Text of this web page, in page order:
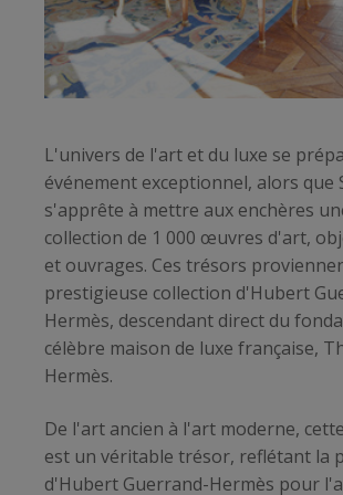
L'univers de l'art et du luxe se
événement exceptionnel, alors que
s'apprête à mettre aux enchères
collection de 1 000 œuvres d'art,
et ouvrages. Ces trésors
prestigieuse collection d'Hubert
Hermès, descendant direct du
célèbre maison de luxe française,
Hermès.
De l'art ancien à l'art moderne,
est un véritable trésor, reflétant la
d'Hubert Guerrand-Hermès pour